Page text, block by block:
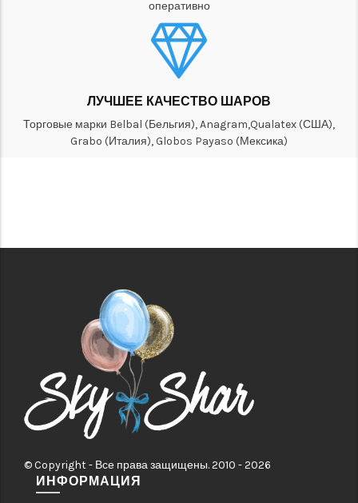
оперативно
ЛУЧШЕЕ КАЧЕСТВО ШАРОВ
Торговые марки Belbal (Бельгия), Anagram,Qualatex (США),
Grabo (Италия), Globos Payaso (Мексика)
© Copyright - Все права защищены. 2010 - 2026
ИНФОРМАЦИЯ